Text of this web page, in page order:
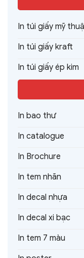
In túi giấy mỹ
In túi giấy kraft
In túi giấy ép kim
In bao thư
In catalogue
In Brochure
In tem nhãn
In decal nhựa
In decal xi bạc
In tem 7 màu